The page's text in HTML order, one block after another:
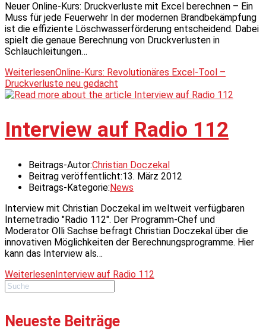
Neuer Online-Kurs: Druckverluste mit Excel berechnen – Ein
Muss für jede Feuerwehr In der modernen Brandbekämpfung
ist die effiziente Löschwasserförderung entscheidend. Dabei
spielt die genaue Berechnung von Druckverlusten in
Schlauchleitungen…
WeiterlesenOnline-Kurs: Revolutionäres Excel-Tool –
Druckverluste neu gedacht
Interview auf Radio 112
Beitrags-Autor:Christian Doczekal
Beitrag veröffentlicht:13. März 2012
Beitrags-Kategorie: News
Interview mit Christian Doczekal im weltweit verfügbaren
Internetradio "Radio 112". Der Programm-Chef und
Moderator Olli Sachse befragt Christian Doczekal über die
innovativen Möglichkeiten der Berechnungsprogramme. Hier
kann das Interview als…
Weiterlesen Interview auf Radio 112
Neueste Beiträge